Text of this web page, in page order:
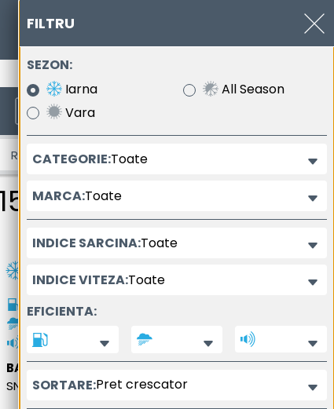
a anvelopei
anvelopei
Diametrul nominal al anvelopei
E
72dB
BARUM
SNOVANIS 3
FILTRU
SEZON:
Iarna
Vara
All Season
CATEGORIE:Toate
MARCA:Toate
INDICE SARCINA:Toate
INDICE VITEZA:Toate
EFICIENTA:
SORTARE:Pret crescator